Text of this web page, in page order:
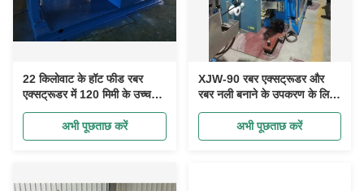
22 किलोवाट के हॉट फीड रबर
एक्सट्रूडर में 120 मिमी के उच्च
शक्ति वाले पहनने के प्रतिरोधी पेंच
का उपयोग किया जाता है
अभी पूछताछ करें
XJW-90 रबर एक्सट्रूडर और
रबर नली बनाने के उपकरण के लिए
गर्म हवा वल्केनाइजेशन बॉक्स
अभी पूछताछ करें